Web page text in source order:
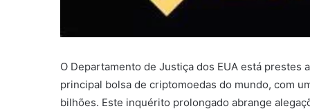
O Departamento de Justiça dos EUA está prestes
principal bolsa de criptomoedas do mundo, com
bilhões. Este inquérito prolongado abrange